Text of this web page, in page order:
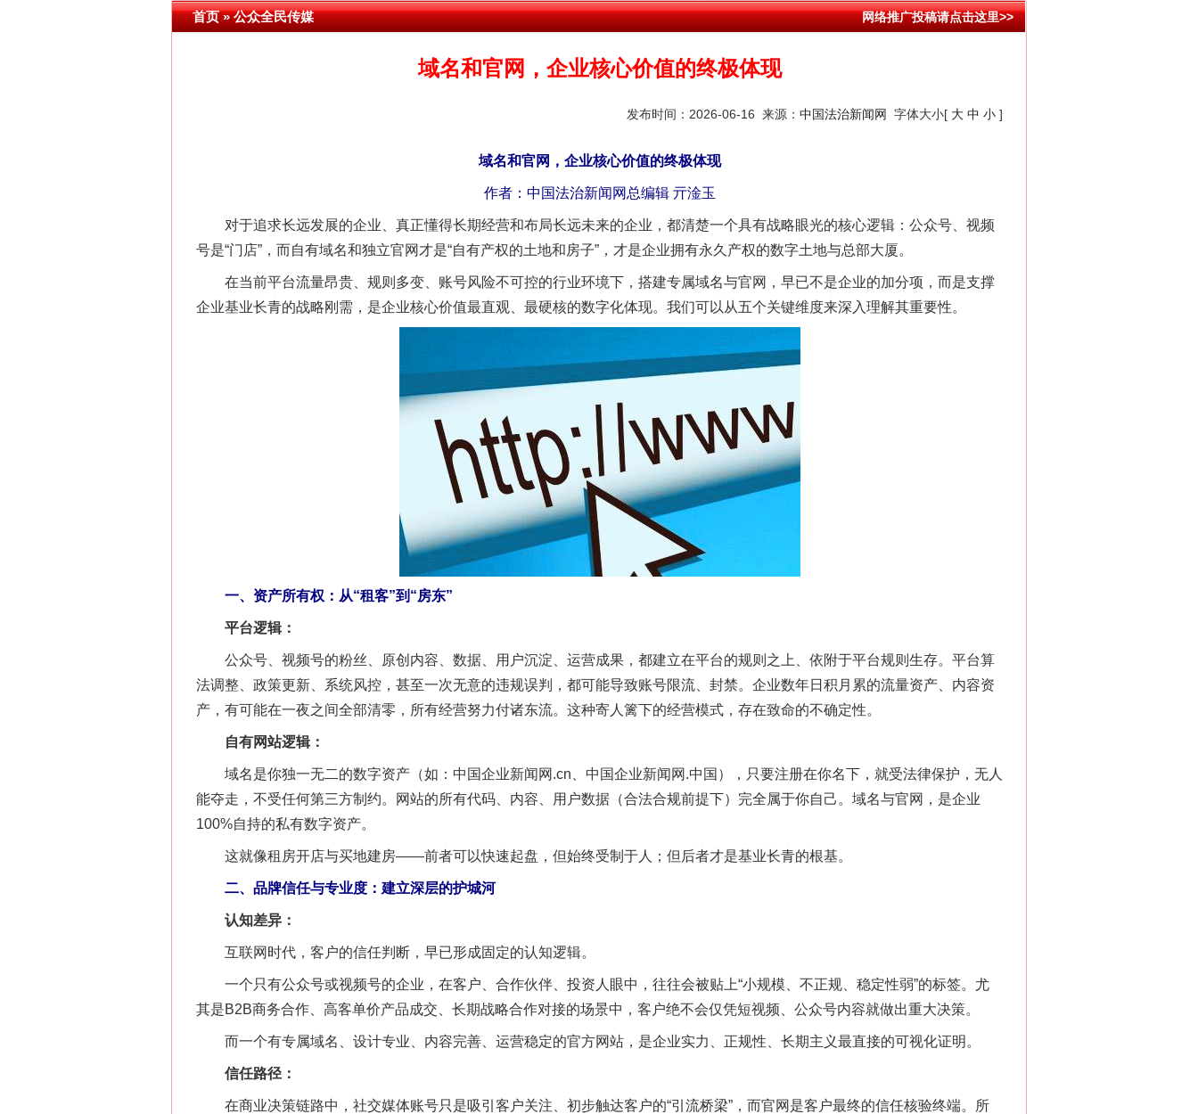
首页»公众全民传媒 网络推广投稿请点击这里>>
域名和官网，企业核心价值的终极体现
发布时间：2026-06-16 来源： 中国法治新闻网 字体大小[ 大 中 小 ]
域名和官网，企业核心价值的终极体现
作者：中国法治新闻网总编辑 亓淦玉
对于追求长远发展的企业、真正懂得长期经营和布局长远未来的企业，都清楚一个具有战略眼光的核心逻辑：公众号、视频
号是“门店”，而自有域名和独立官网才是“自有产权的土地和房子”，才是企业拥有永久产权的数字土地与总部大厦。
在当前平台流量昂贵、规则多变、账号风险不可控的行业环境下，搭建专属域名与官网，早已不是企业的加分项，而是支撑
企业基业长青的战略刚需，是企业核心价值最直观、最硬核的数字化体现。我们可以从五个关键维度来深入理解其重要性。
一、资产所有权：从“租客”到“房东”
平台逻辑：
公众号、视频号的粉丝、原创内容、数据、用户沉淀、运营成果，都建立在平台的规则之上、依附于平台规则生存。平台算
法调整、政策更新、系统风控，甚至一次无意的违规误判，都可能导致账号限流、封禁。企业数年日积月累的流量资产、内容资
产，有可能在一夜之间全部清零，所有经营努力付诸东流。这种寄人篱下的经营模式，存在致命的不确定性。
自有网站逻辑：
域名是你独一无二的数字资产（如：中国企业新闻网.cn、中国企业新闻网.中国），只要注册在你名下，就受法律保护，无人
能夺走，不受任何第三方制约。网站的所有代码、内容、用户数据（合法合规前提下）完全属于你自己。域名与官网，是企业
100%自持的私有数字资产。
这就像租房开店与买地建房——前者可以快速起盘，但始终受制于人；但后者才是基业长青的根基。
二、品牌信任与专业度：建立深层的护城河
认知差异：
互联网时代，客户的信任判断，早已形成固定的认知逻辑。
一个只有公众号或视频号的企业，在客户、合作伙伴、投资人眼中，往往会被贴上“小规模、不正规、稳定性弱”的标签。尤
其是B2B商务合作、高客单价产品成交、长期战略合作对接的场景中，客户绝不会仅凭短视频、公众号内容就做出重大决策。
而一个有专属域名、设计专业、内容完善、运营稳定的官方网站，是企业实力、正规性、长期主义最直接的可视化证明。
信任路径：
在商业决策链路中，社交媒体账号只是吸引客户关注、初步触达客户的“引流桥梁”，而官网是客户最终的信任核验终端。所